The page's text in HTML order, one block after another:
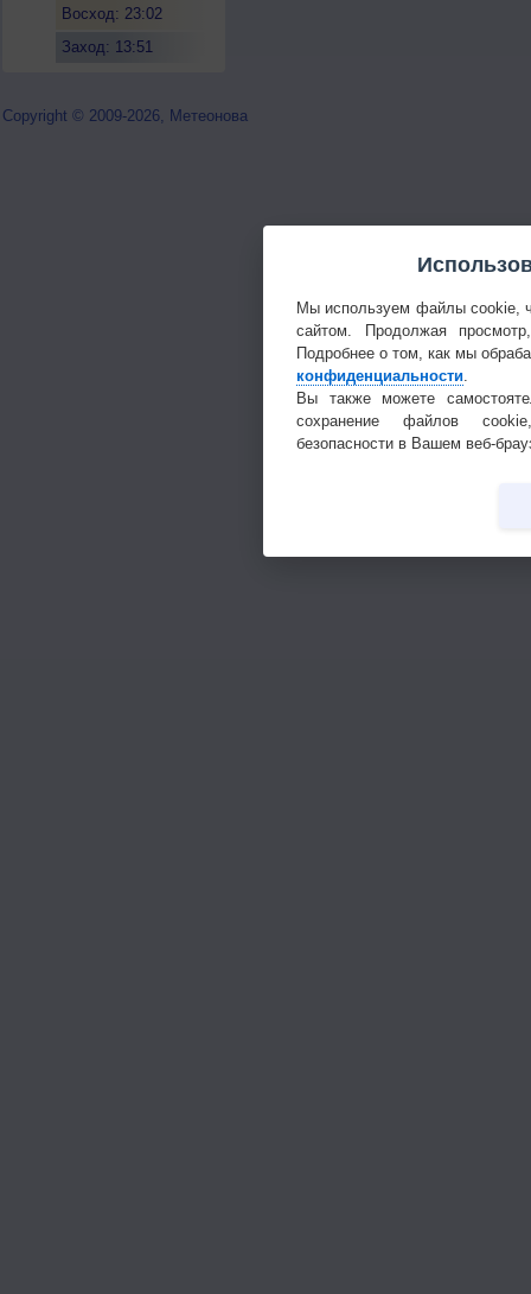
Восход: 23:02
Заход: 13:51
Copyright © 2009-2026, Метеонова
Мы используем файлы cookie,
сайтом. Продолжая
Подробнее о том, как мы
конфиденциальности.
Вы также можете
сохранение файлов
безопасности в Вашем веб-